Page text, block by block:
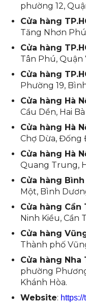
phường 12,
Cửa hàng
Tăng Nhơn
Cửa hàng
Tân Phú, Quận
Cửa hàng
Phường 19,
Cửa hàng Hà
Cầu Dền, Hai
Cửa hàng Hà
Chợ Dừa, Đống
Cửa hàng Hà
Quang Trung,
Cửa hàng
Một, Bình
Cửa hàng Cần
Ninh Kiều, Cần
Cửa hàng
Thành phố
Cửa hàng Nha
phường
Khánh Hòa.
Website: